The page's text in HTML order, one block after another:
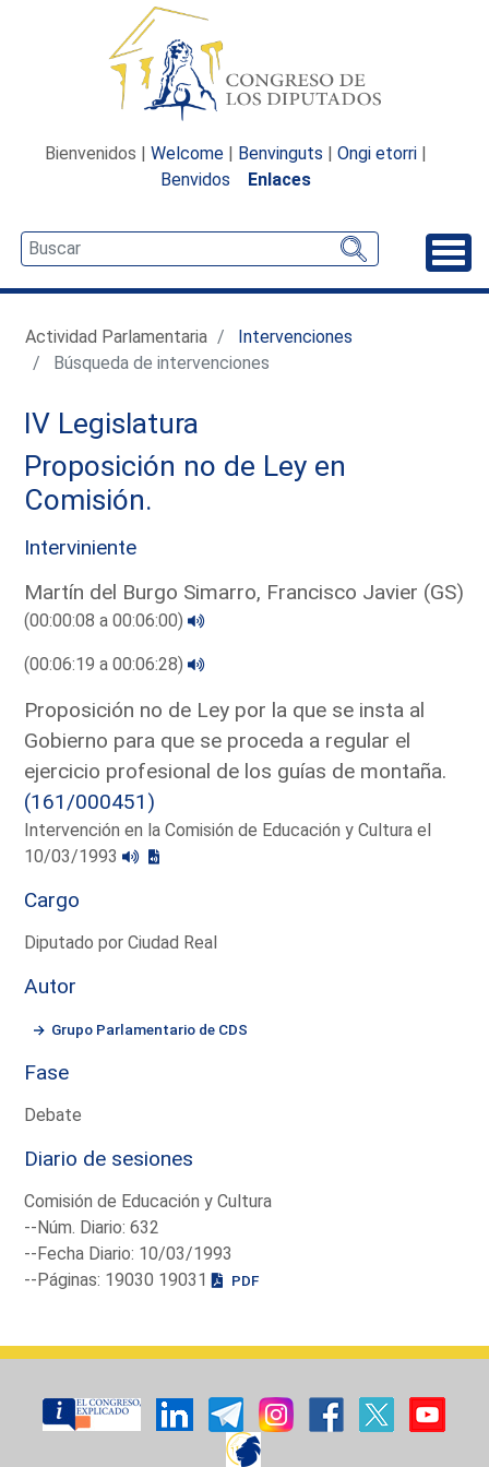
Bienvenidos | Welcome | Benvinguts | Ongi etorri |
Benvidos
Enlaces
Actividad Parlamentaria
Intervenciones
Búsqueda de intervenciones
IV Legislatura
Proposición no de Ley en
Comisión.
Interviniente
Martín del Burgo Simarro, Francisco Javier (GS)
(00:00:08 a 00:06:00)
(00:06:19 a 00:06:28)
Proposición no de Ley por la que se insta al
Gobierno para que se proceda a regular el
ejercicio profesional de los guías de montaña.
(161/000451)
Intervención en la Comisión de Educación y Cultura el
10/03/1993
Cargo
Diputado por Ciudad Real
Autor
Grupo Parlamentario de CDS
Fase
Debate
Diario de sesiones
Comisión de Educación y Cultura
--Núm. Diario: 632
--Fecha Diario: 10/03/1993
--Páginas: 19030 19031
PDF